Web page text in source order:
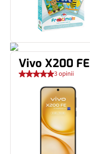
Vivo X200 FE
3 opinii